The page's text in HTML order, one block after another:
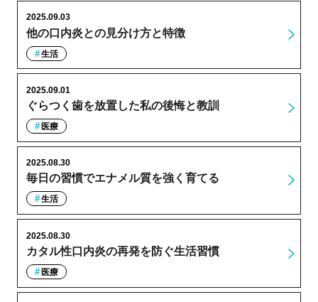
他の口内炎との見分け方と特徴
2025.09.03
生活
ぐらつく歯を放置した私の後悔と教訓
2025.09.01
医療
毎日の習慣でエナメル質を強く育てる
2025.08.30
生活
カタル性口内炎の再発を防ぐ生活習慣
2025.08.30
医療